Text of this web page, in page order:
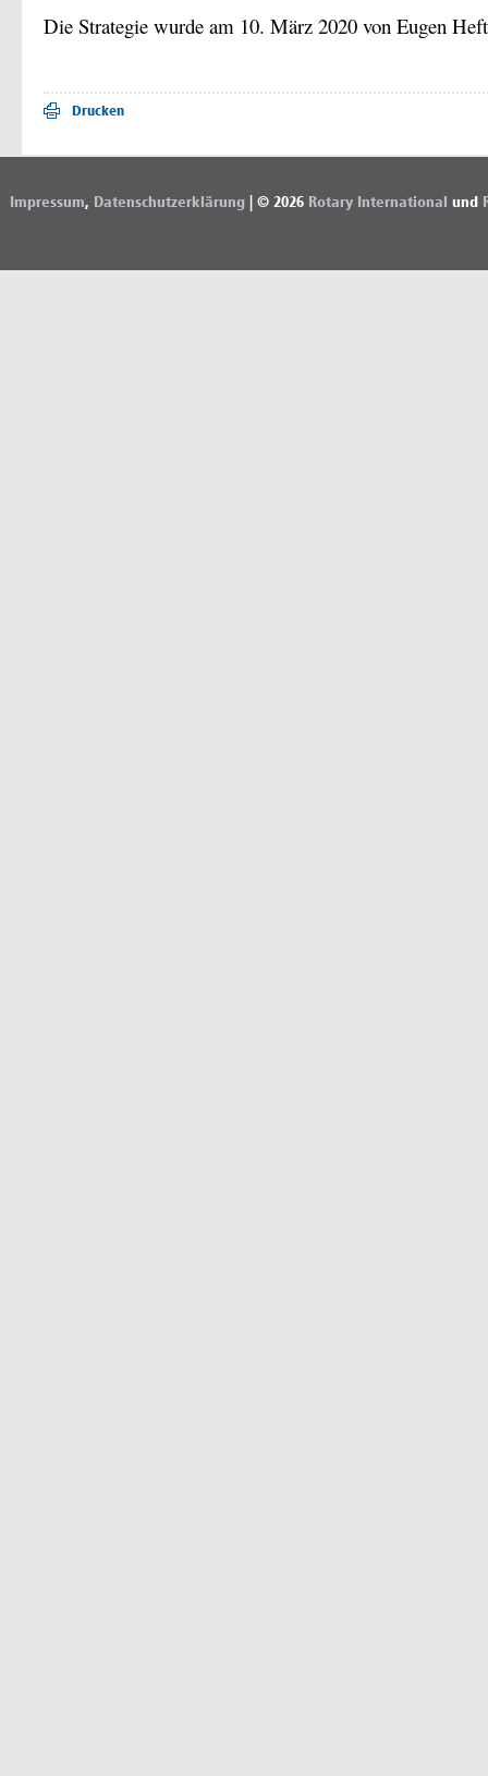
Die Strategie wurde am 10. März 2020 von Eugen
Drucken
Impressum, Datenschutzerklärung | © 2026 Rotary International und